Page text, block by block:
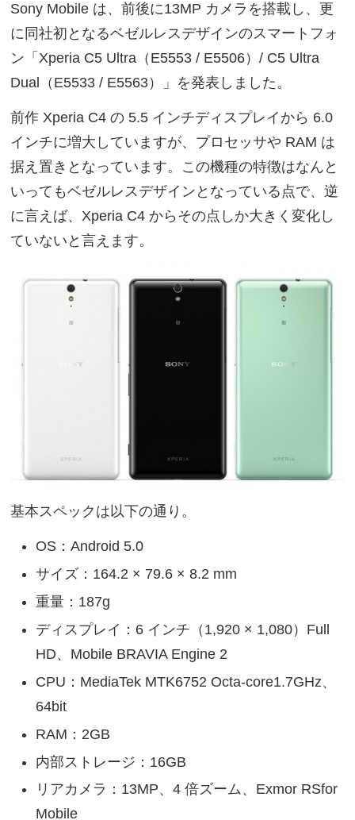
Sony Mobile は、前後に13MP カメラを搭載し、更
に同社初となるベゼルレスデザインのスマートフォ
ン「Xperia C5 Ultra（E5553 / E5506）/ C5 Ultra
Dual（E5533 / E5563）」を発表しました。
前作 Xperia C4 の 5.5 インチディスプレイから 6.0
インチに増大していますが、プロセッサや RAM は
据え置きとなっています。この機種の特徴はなんと
いってもベゼルレスデザインとなっている点で、逆
に言えば、Xperia C4 からその点しか大きく変化し
ていないと言えます。
基本スペックは以下の通り。
OS：Android 5.0
サイズ：164.2 × 79.6 × 8.2 mm
重量：187g
ディスプレイ：6 インチ（1,920 × 1,080）Full
HD、Mobile BRAVIA Engine 2
CPU：MediaTek MTK6752 Octa-core1.7GHz、
64bit
RAM：2GB
内部ストレージ：16GB
リアカメラ：13MP、4 倍ズーム、Exmor RSfor
Mobile